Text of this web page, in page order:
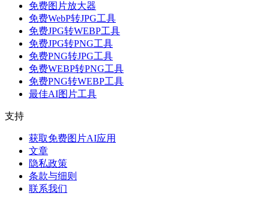
免费图片放大器
免费WebP转JPG工具
免费JPG转WEBP工具
免费JPG转PNG工具
免费PNG转JPG工具
免费WEBP转PNG工具
免费PNG转WEBP工具
最佳AI图片工具
支持
获取免费图片AI应用
文章
隐私政策
条款与细则
联系我们